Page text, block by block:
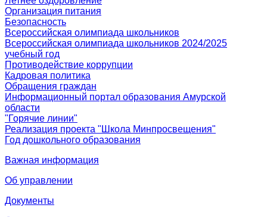
Организация питания
Безопасность
Всероссийская олимпиада школьников
Всероссийская олимпиада школьников 2024/2025
учебный год
Противодействие коррупции
Кадровая политика
Обращения граждан
Информационный портал образования Амурской
области
"Горячие линии"
Реализация проекта "Школа Минпросвещения"
Год дошкольного образования
Важная информация
Об управлении
Документы